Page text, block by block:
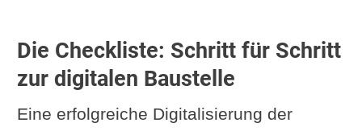
Die Checkliste: Schritt für Schritt
zur digitalen Baustelle
Eine erfolgreiche Digitalisierung der